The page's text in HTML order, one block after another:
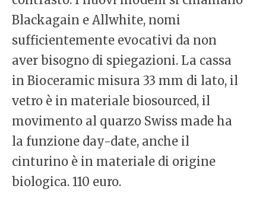
Blackagain e Allwhite, nomi
sufficientemente evocativi da non
aver bisogno di spiegazioni. La cassa
in Bioceramic misura 33 mm di lato, il
vetro è in materiale biosourced, il
movimento al quarzo Swiss made ha
la funzione day-date, anche il
cinturino è in materiale di origine
biologica. 110 euro.